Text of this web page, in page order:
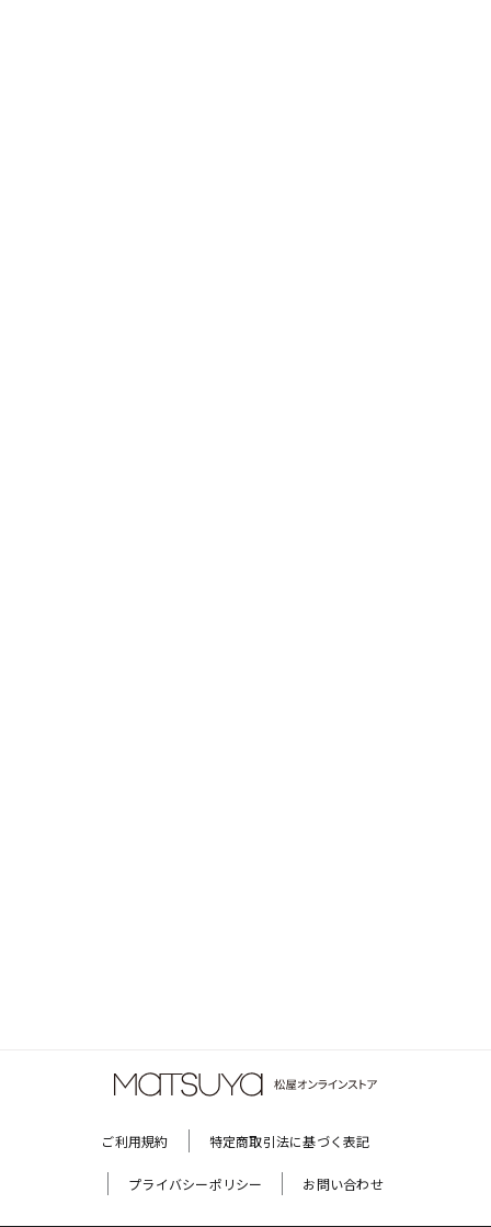
ご利用規約 特定商取引法に基づく表記
プライバシーポリシー お問い合わせ